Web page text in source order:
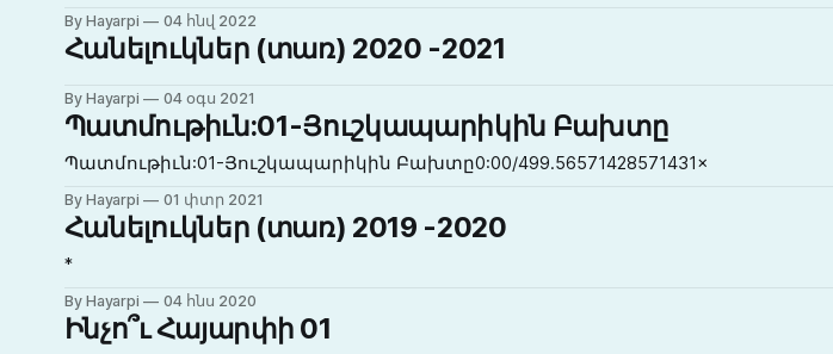
By Hayarpi 04 հնվ 2022
Հանելուկներ (տառ) 2020 -2021
By Hayarpi 04 օգս 2021
Պատմութիւն:01-Յուշկապարիկին Բախտը
Պատմութիւն:01-Յուշկապարիկին Բախտը0:00/499.56571428571431×
By Hayarpi 01 փտր 2021
Հանելուկներ (տառ) 2019 -2020
*
By Hayarpi 04 հնս 2020
Ինչո՞ւ Հայարփի 01